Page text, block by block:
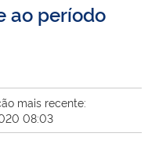
ao período
mais recente:
08:03